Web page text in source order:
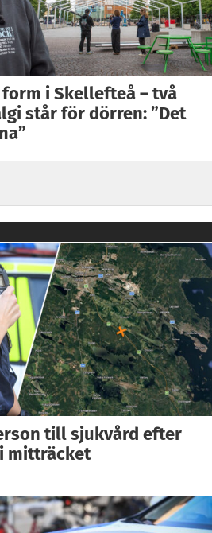
i Skellefteå – två
står för dörren: ”Det
till sjukvård efter
mitträcket